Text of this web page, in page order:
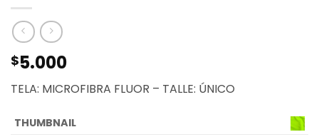
$5.000
TELA: MICROFIBRA FLUOR – TALLE: ÚNICO